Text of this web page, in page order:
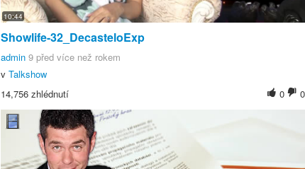
10:44
Showlife-32_DecasteloExp
admin 9 před více než rokem
vTalkshow
0
0
14,756 zhlédnutí